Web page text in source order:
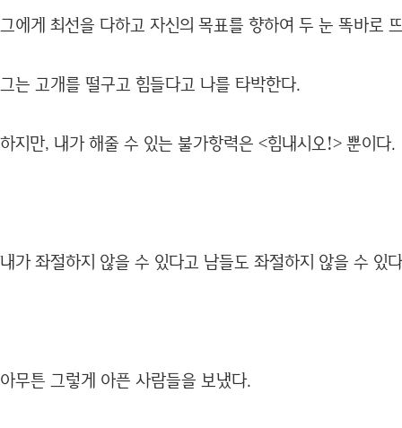
그에게 최선을 다하고 자신의 목표를 향하여 두 눈 똑바로
그는 고개를 떨구고 힘들다고 나를 타박한다.
하지만, 내가 해줄 수 있는 불가항력은 <힘내시오!> 뿐이다.
내가 좌절하지 않을 수 있다고 남들도 좌절하지 않을 수 있
아무튼 그렇게 아픈 사람들을 보냈다.